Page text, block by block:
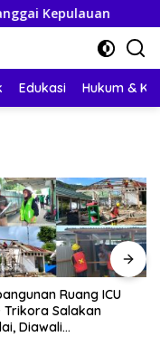
Edukasi Hukum &
Ruang ICU
Trikora Salakan
Diawali